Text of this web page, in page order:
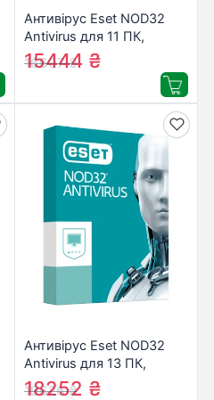
Антивірус Eset NOD32
Antivirus для 11 ПК,
лицензия на 3year
(16_11_3)
16607₴
15444 ₴
Антивірус Eset NOD32
Antivirus для 13 ПК,
лицензия на 3year
19626₴
18252 ₴